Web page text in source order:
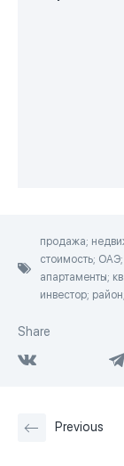
продажа;
стоимость;
апартаменты;
инвестор;
Share
Previous